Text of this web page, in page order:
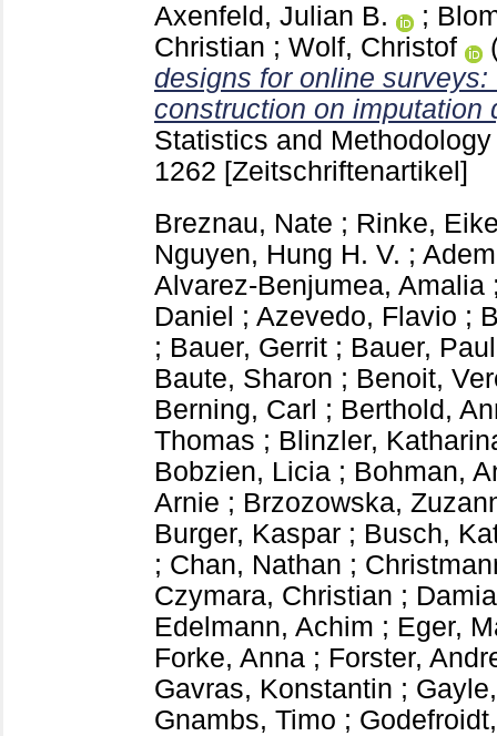
Axenfeld, Julian B.
;
Christian ; Wolf, Christof
designs for online
construction on imputation
Statistics and
1262 [Zeitschriftenartikel]
Breznau, Nate ; Rinke,
Nguyen, Hung H. V. ;
Alvarez-Benjumea, Amalia
Daniel ; Azevedo, Flavio ;
; Bauer, Gerrit ; Bauer,
Baute, Sharon ; Benoit,
Berning, Carl ; Berthold,
Thomas ; Blinzler,
Bobzien, Licia ; Bohman,
Arnie ; Brzozowska,
Burger, Kaspar ; Busch,
; Chan, Nathan ;
Czymara, Christian ;
Edelmann, Achim ; Eger,
Forke, Anna ; Forster,
Gavras, Konstantin ;
Gnambs, Timo ;